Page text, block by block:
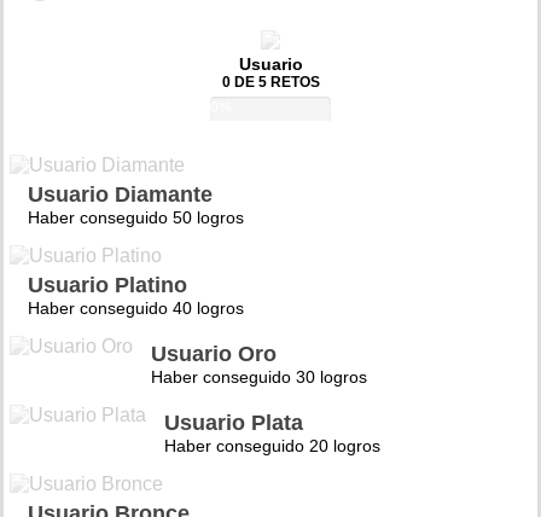
Usuario
0 DE 5 RETOS
Usuario Diamante
Haber conseguido 50 logros
Usuario Platino
Haber conseguido 40 logros
Usuario Oro
Haber conseguido 30 logros
Usuario Plata
Haber conseguido 20 logros